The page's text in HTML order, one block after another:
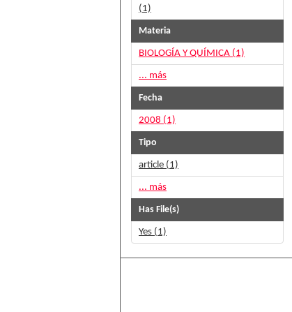
(1)
Materia
BIOLOGÍA Y QUÍMICA (1)
... más
Fecha
2008 (1)
Tipo
article (1)
... más
Has File(s)
Yes (1)